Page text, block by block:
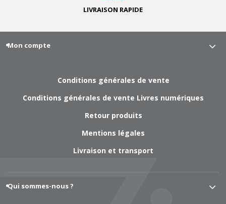
LIVRAISON RAPIDE
Mon compte
Conditions générales de vente
Conditions générales de vente Livres numériques
Retour produits
Mentions légales
Livraison et transport
Qui sommes-nous ?